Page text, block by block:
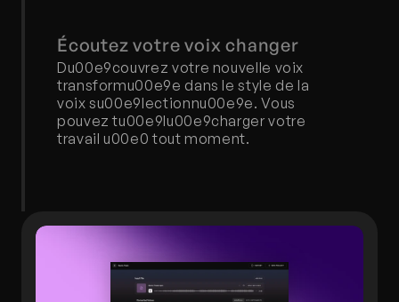
Écoutez votre voix changer
Du00e9couvrez votre nouvelle voix
transformu00e9e dans le style de la
voix su00e9lectionnu00e9e. Vous
pouvez tu00e9lu00e9charger votre
travail u00e0 tout moment.